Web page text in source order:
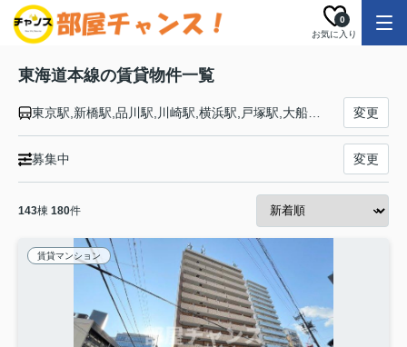
お気に入り
0
東海道本線の賃貸物件一覧
変更
募集中 変更
143棟 180件
賃貸マンション